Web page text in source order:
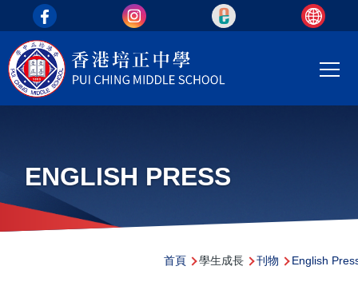
移至主內容
top_area
ENGLISH PRESS
首頁 學生成長 刊物 English